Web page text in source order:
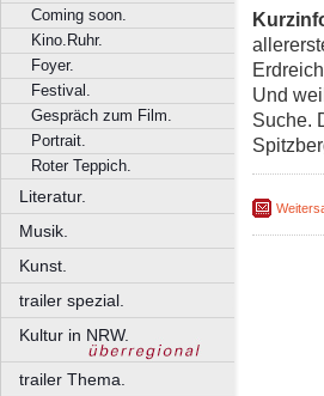
Coming soon.
Kino.Ruhr.
Foyer.
Festival.
Gespräch zum Film.
Portrait.
Roter Teppich.
Literatur.
Musik.
Kunst.
trailer spezial.
Kultur in NRW.
trailer Thema.
Und
Suche.